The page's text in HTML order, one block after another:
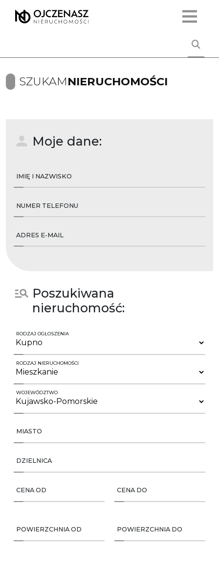
SZUKAMNIERUCHOMOŚCI
Moje dane:
IMIĘ I NAZWISKO
NUMER TELEFONU
ADRES E-MAIL
Poszukiwana
nieruchomość:
RODZAJ OGŁOSZENIA
RODZAJ NIERUCHOMOŚCI
WOJEWÓDZTWO
MIASTO
DZIELNICA
CENA OD CENA DO
POWIERZCHNIA OD POWIERZCHNIA DO